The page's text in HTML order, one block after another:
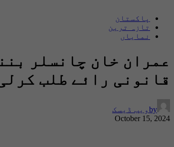
پاکستان
تازہ ترین
نمایاں
عمران خان چانسلر
قانونی رائے طلب
byویب ڈیسک
October 15, 2024